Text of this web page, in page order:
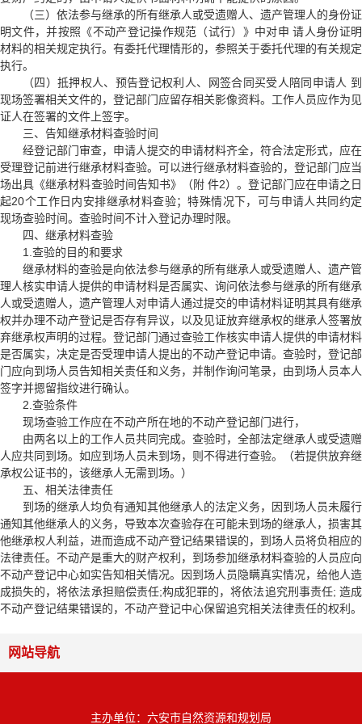
（三）依法参与继承的所有继承人或受遗赠人、遗产管理人的身份证
明文件，并按照 《不动产登记操作规范（试行）》 中对申 请人身份证明
材料的相关规定执行。有委托代理情形的，参照关于委托代理的有关规定
执行。
（四）抵押权人、预告登记权利人、网签合同买受人陪同申请人 到
现场签署相关文件的，登记部门应留存相关影像资料。工作人员应作为见
证人在签署的文件上签字。
三、告知继承材料查验时间
经登记部门审查，申请人提交的申请材料齐全，符合法定形式，应在
受理登记前进行继承材料查验。可以进行继承材料查验的，登记部门应当
场出具 《继承材料查验时间告知书》
（附 件2）。登记部门应在申请之日
起20个工作日内安排继承材料查验；特殊情况下，可与申请人共同约定
现场查验时间。查验时间不计入登记办理时限。
四、继承材料查验
1.查验的目的和要求
继承材料的查验是向依法参与继承的所有继承人或受遗赠人、遗产管
理人核实申请人提供的申请材料是否属实、询问依法参与继承的所有继承
人或受遗赠人，遗产管理人对申请人通过提交的申请材料证明其具有继承
权并办理不动产登记是否存有异议，以及见证放弃继承权的继承人签署放
弃继承权声明的过程。登记部门通过查验工作核实申请人提供的申请材料
是否属实，决定是否受理申请人提出的不动产登记申请。查验时，登记部
门应向到场人员告知相关责任和义务，并制作询问笔录，由到场人员本人
签字并摁留指纹进行确认。
2.查验条件
现场查验工作应在不动产所在地的不动产登记部门进行，
由两名以上的工作人员共同完成。查验时，全部法定继承人或受遗赠
人应共同到场。如应到场人员未到场，则不得进行查验。（若提供放弃继
承权公证书的，该继承人无需到场。）
五、相关法律责任
到场的继承人均负有通知其他继承人的法定义务，因到场人员未履行
通知其他继承人的义务，导致本次查验存在可能未到场的继承人，损害其
他继承权人利益，进而造成不动产登记结果错误的，到场人员将负相应的
法律责任。不动产是重大的财产权利，到场参加继承材料查验的人员应向
不动产登记中心如实告知相关情况。因到场人员隐瞒真实情况，给他人造
成损失的，将依法承担赔偿责任;构成犯罪的，将依法追究刑事责任; 造成
不动产登记结果错误的，不动产登记中心保留追究相关法律责任的权利。
网站导航
主办单位：六安市自然资源和规划局